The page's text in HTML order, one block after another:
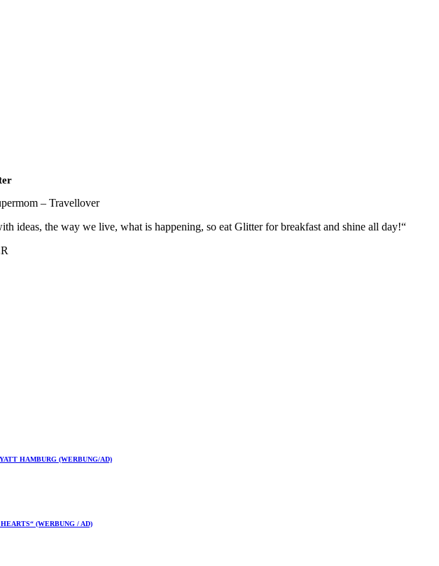
ideas, the way we live, what is happening, so eat Glitter for breakfast and shine all day!“
HAMBURG (WERBUNG/AD)
(WERBUNG / AD)